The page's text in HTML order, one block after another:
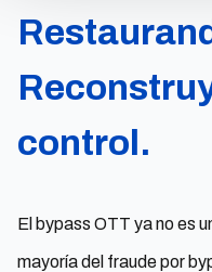
control.
El bypass OTT ya no es
mayoría del fraude por